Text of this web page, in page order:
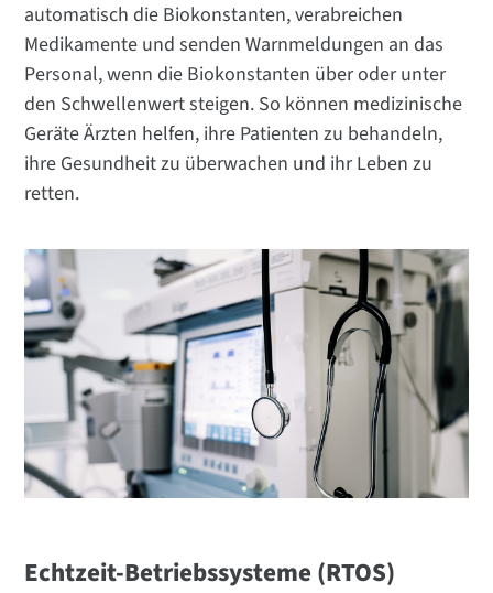
automatisch die Biokonstanten, verabreichen
Medikamente und senden Warnmeldungen an das
Personal, wenn die Biokonstanten über oder unter
den Schwellenwert steigen. So können medizinische
Geräte Ärzten helfen, ihre Patienten zu behandeln,
ihre Gesundheit zu überwachen und ihr Leben zu
retten.
Echtzeit-Betriebssysteme (RTOS)